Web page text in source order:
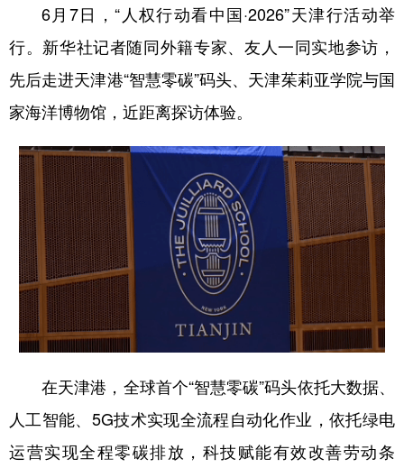
浙江 安徽 福建 江西
山东 河南
广东 广西 海南 重庆
四川 贵州 云南 西藏
陕西 青海 宁夏
新疆 内蒙古 黑龙江
多语种频道
Deutsch Português
6月7日，“人权行动看中国·2026”天津行活动举
行。新华社记者随同外籍专家、友人一同实地参访，
先后走进天津港“智慧零碳”码头、天津茱莉亚学院与国
家海洋博物馆，近距离探访体验。
在天津港，全球首个“智慧零碳”码头依托大数据、
人工智能、5G技术实现全流程自动化作业，依托绿电
运营实现全程零碳排放，科技赋能有效改善劳动条